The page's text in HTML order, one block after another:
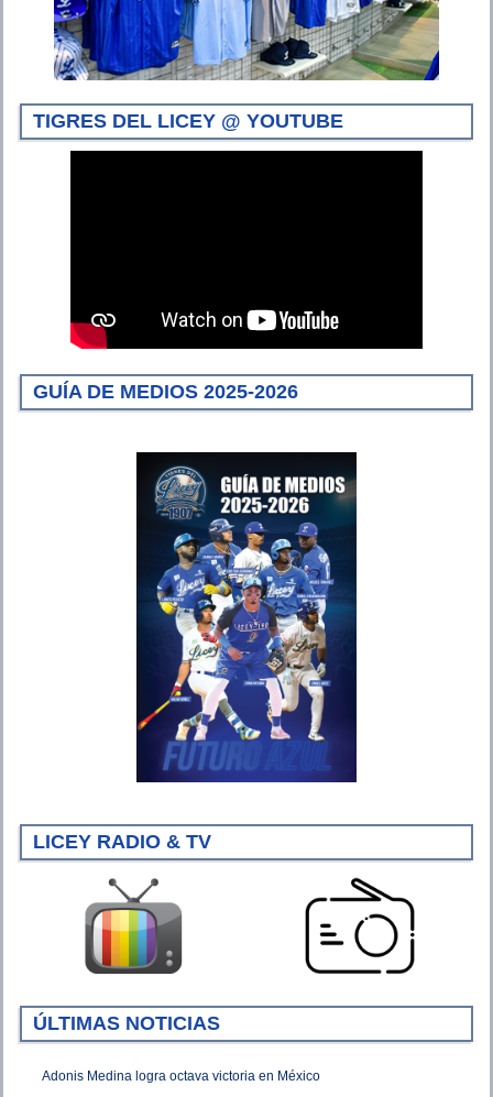
TIGRES DEL LICEY @ YOUTUBE
GUÍA DE MEDIOS 2025-2026
LICEY RADIO & TV
ÚLTIMAS NOTICIAS
Adonis Medina logra octava victoria en México